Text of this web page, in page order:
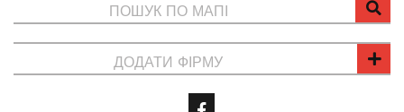
ПОШУК ПО МАПІ
ДОДАТИ ФІРМУ